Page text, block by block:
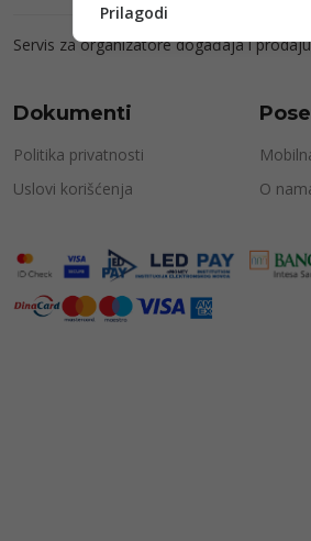
Servis za organizatore događaja i
Dokumenti
Politika privatnosti
Uslovi korišćenja
O
Prilagodi